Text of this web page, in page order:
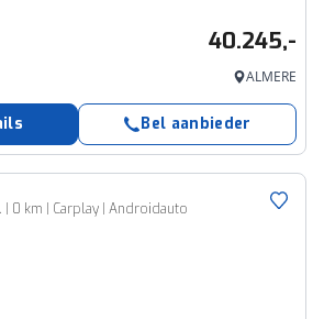
40.245,-
ALMERE
Bel aanbieder
| 0 km | Carplay | Androidauto